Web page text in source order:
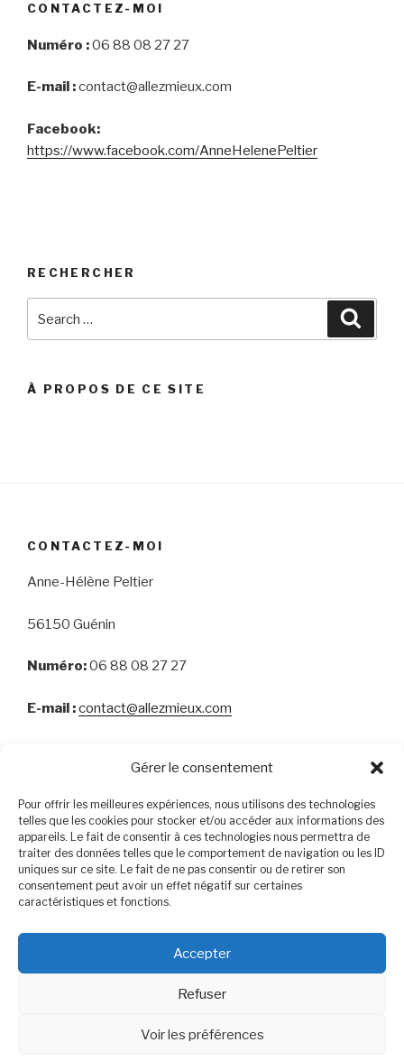
Gérer le consentement
Pour offrir les meilleures expériences, nous utilisons des technologies
telles que les cookies pour stocker et/ou accéder aux informations des
appareils. Le fait de consentir à ces technologies nous permettra de
traiter des données telles que le comportement de navigation ou les ID
uniques sur ce site. Le fait de ne pas consentir ou de retirer son
consentement peut avoir un effet négatif sur certaines
caractéristiques et fonctions.
Accepter
Refuser
Voir les préférences
CONTACTEZ-MOI
Numéro :06 88 08 27 27
E-mail :contact@allezmieux.com
Facebook:
https://www.facebook.com/AnneHelenePeltier
RECHERCHER
À PROPOS DE CE SITE
CONTACTEZ-MOI
Anne-Hélène Peltier
56150 Guénin
Numéro:06 88 08 27 27
E-mail :contact@allezmieux.com
RECHERCHER
Search
for:
LinkedinFacebookTwitterInstagram
E-
Proudly powered by WordPress